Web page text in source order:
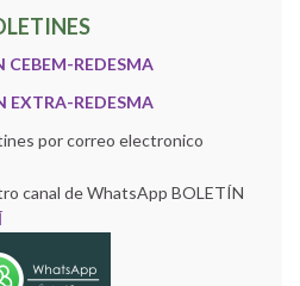
CEBEM-REDESMA
EXTRA-REDESMA
por correo electronico
canal de WhatsApp BOLETÍN